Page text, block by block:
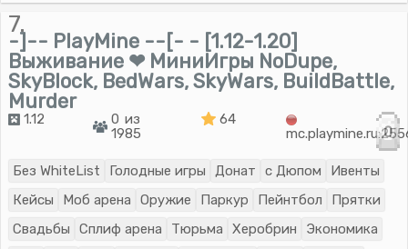
7.
-]-- PlayMine --[- - [1.12-1.20]
Выживание ❤ МиниИгры NoDupe,
SkyBlock, BedWars, SkyWars, BuildBattle,
Murder
1.12
0 из
1985
64
0
Без WhiteList Голодные игры Донат с Дюпом
Ивенты
Кейсы
Моб арена Оружие Паркур Пейнтбол
Прятки
Свадьбы
Сплиф арена Тюрьма Херобрин
Экономика